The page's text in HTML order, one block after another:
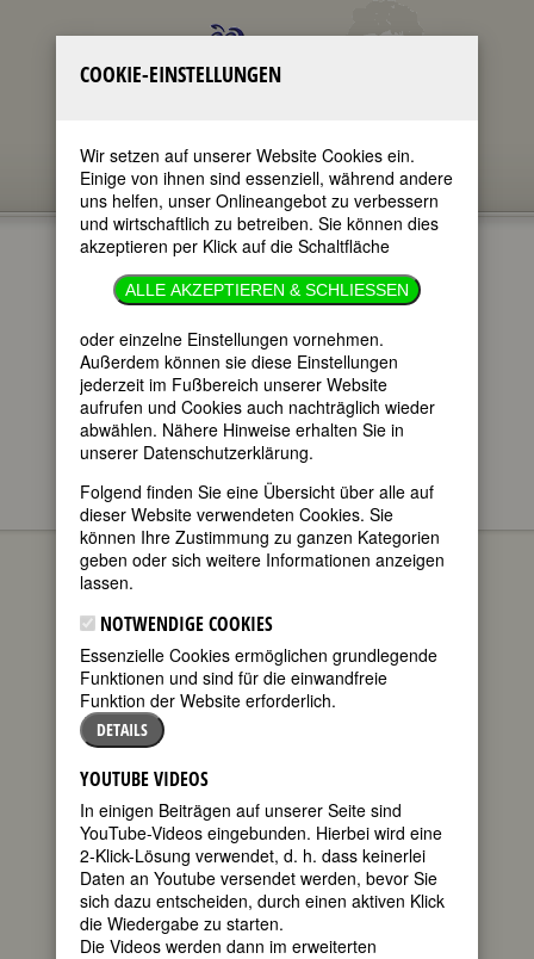
PAULA
KOHLHAUPT
im ganzen Text
nur in Titeln
BIOGRAPHIEN Paula Kohlhaupt
(geb.
Sendtner)
geboren am
31. August
1904 in
München
gestorben am
31. Dezember
1998 in
Sonthofen/Allgäu
deutsche Bergsteigerin, Botanikerin
und Fotografin
COOKIE-EINSTELLUNGEN
Wir setzen auf unserer Website Cookies ein.
Einige von ihnen sind essenziell, während andere
uns helfen, unser Onlineangebot zu verbessern
und wirtschaftlich zu betreiben. Sie können dies
akzeptieren per Klick auf die Schaltfläche
ALLE AKZEPTIEREN & SCHLIESSEN
oder einzelne Einstellungen vornehmen.
Außerdem können sie diese Einstellungen
jederzeit im Fußbereich unserer Website
aufrufen und Cookies auch nachträglich wieder
abwählen. Nähere Hinweise erhalten Sie in
unserer Datenschutzerklärung.
Folgend finden Sie eine Übersicht über alle auf
dieser Website verwendeten Cookies. Sie
können Ihre Zustimmung zu ganzen Kategorien
geben oder sich weitere Informationen anzeigen
lassen.
NOTWENDIGE COOKIES
Essenzielle Cookies ermöglichen grundlegende
Funktionen und sind für die einwandfreie
Funktion der Website erforderlich.
DETAILS
YOUTUBE VIDEOS
In einigen Beiträgen auf unserer Seite sind
YouTube-Videos eingebunden. Hierbei wird eine
2-Klick-Lösung verwendet, d. h. dass keinerlei
Daten an Youtube versendet werden, bevor Sie
sich dazu entscheiden, durch einen aktiven Klick
die Wiedergabe zu starten.
Die Videos werden dann im erweiterten